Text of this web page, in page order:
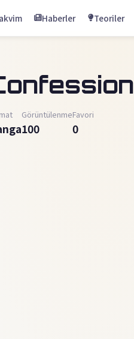
Haberler Teoriler
Görüntülenme
100
Favori
0